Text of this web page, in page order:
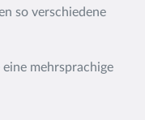
so verschiedene
mehrsprachige